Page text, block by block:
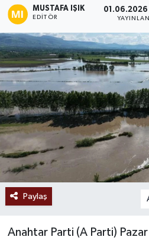
MUSTAFA IŞIK
EDITÖR
01.06.2026
Paylaş
Anahtar Parti (A Parti) Pazar